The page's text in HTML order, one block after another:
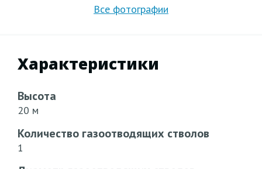
Характеристики
Высота
20 м
Количество газоотводящих стволов
1